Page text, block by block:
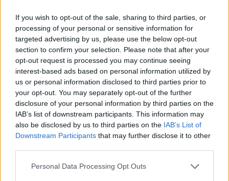
If you wish to opt-out of the sale, sharing to third parties, or
processing of your personal or sensitive information for
targeted advertising by us, please use the below opt-out
section to confirm your selection. Please note that after your
opt-out request is processed you may continue seeing
interest-based ads based on personal information utilized by
us or personal information disclosed to third parties prior to
your opt-out. You may separately opt-out of the further
disclosure of your personal information by third parties on the
IAB’s list of downstream participants. This information may
also be disclosed by us to third parties on the IAB’s List of
Downstream Participants that may further disclose it to other
Personal Data Processing Opt Outs
olajipar, a vegyipar és az építőanyag-gyártás szereplőit is
érzékenyen érintette.
Filmgyártással foglalkozó céget fülelt le a NAV: